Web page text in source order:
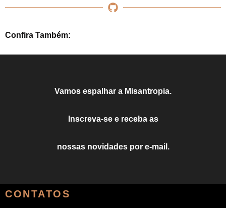
Confira Também:
Vamos espalhar a Misantropia.
Inscreva-se e receba as
nossas novidades por e-mail.
CONTATOS